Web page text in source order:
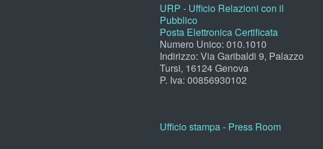
URP - Ufficio Relazioni con il
Pubblico
Posta Elettronica Certificata
Numero Unico: 010.1010
Indirizzo: Via Garibaldi 9, Palazzo
Tursi, 16124 Genova
P. Iva: 00856930102
Ufficio stampa - Press Room